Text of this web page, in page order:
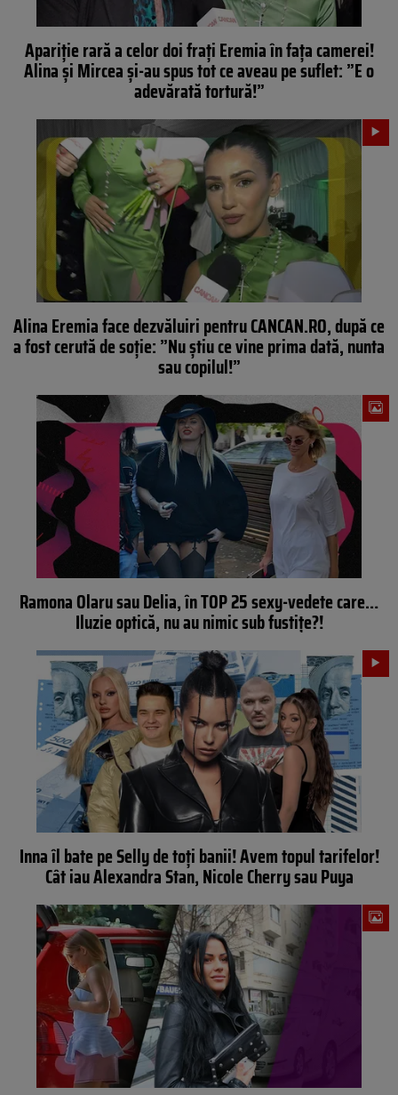
Apariție rară a celor doi frați Eremia în fața camerei!
Alina și Mircea și-au spus tot ce aveau pe suflet: ”E o
adevărată tortură!”
Alina Eremia face dezvăluiri pentru CANCAN.RO, după ce
a fost cerută de soție: ”Nu știu ce vine prima dată, nunta
sau copilul!”
Ramona Olaru sau Delia, în TOP 25 sexy-vedete care…
Iluzie optică, nu au nimic sub fustițe?!
Inna îl bate pe Selly de toți banii! Avem topul tarifelor!
Cât iau Alexandra Stan, Nicole Cherry sau Puya